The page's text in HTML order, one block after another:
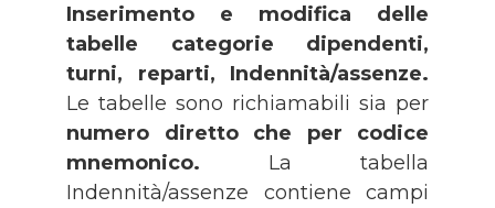
Inserimento e modifica delle
tabelle categorie dipendenti,
turni, reparti, Indennità/assenze.
Le tabelle sono richiamabili sia per
numero diretto che per codice
mnemonico. La tabella
Indennità/assenze contiene campi